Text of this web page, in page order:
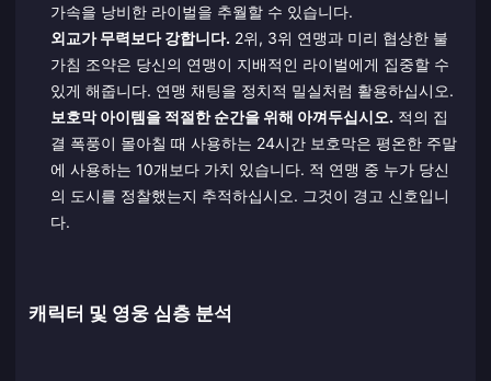
가속을 낭비한 라이벌을 추월할 수 있습니다.
외교가 무력보다 강합니다. 2위, 3위 연맹과 미리 협상한 불
가침 조약은 당신의 연맹이 지배적인 라이벌에게 집중할 수
있게 해줍니다. 연맹 채팅을 정치적 밀실처럼 활용하십시오.
보호막 아이템을 적절한 순간을 위해 아껴두십시오. 적의 집
결 폭풍이 몰아칠 때 사용하는 24시간 보호막은 평온한 주말
에 사용하는 10개보다 가치 있습니다. 적 연맹 중 누가 당신
의 도시를 정찰했는지 추적하십시오. 그것이 경고 신호입니
다.
캐릭터 및 영웅 심층 분석